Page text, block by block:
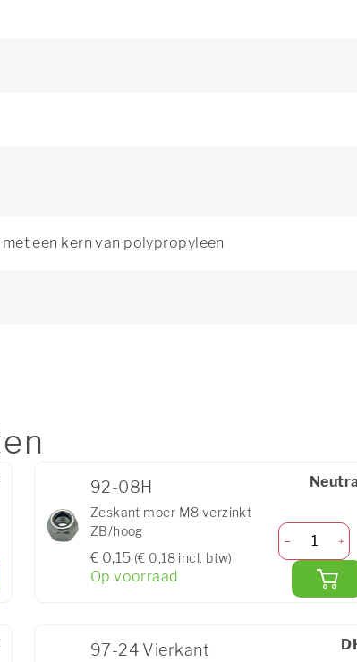
een kern van polypropyleen
92-08H
Zeskant moer M8 verzinkt
ZB/hoog
€ 0,15 (€ 0,18 incl. btw)
Op voorraad
97-24 Vierkant